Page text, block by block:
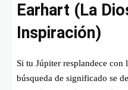
Earhart (La
Inspiración)
Si tu Júpiter resplandece con
búsqueda de significado se